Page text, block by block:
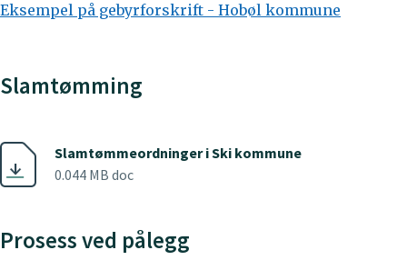
Eksempel på gebyrforskrift - Hobøl kommune
Slamtømming
Slamtømmeordninger i Ski kommune
0.044 MB doc
Prosess ved pålegg